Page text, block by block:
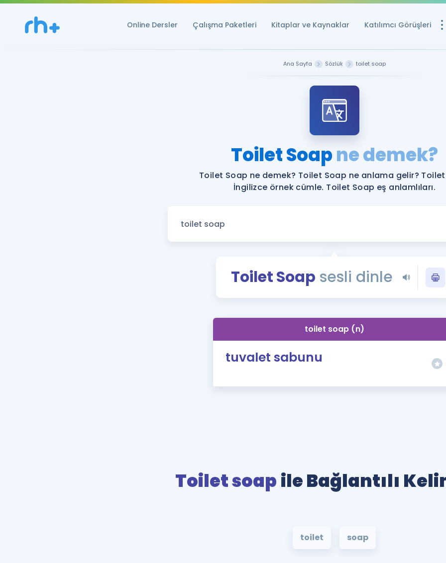
Online Dersler Çalışma Paketleri Kitaplar ve Kaynaklar Katılımcı Görüşleri
Ücretsiz
YDS ve YÖKDİL
YDS ve YÖKDİL'e
Tüm ÖSYM
YDS - YÖKDİL
İngilizce
Ana Sayfa Sözlük toilet soap
Toilet Soapne demek?
Toilet Soap ne demek? Toilet Soap ne anlama gelir?
İngilizce örnek cümle. Toilet Soap eş anlamlıları.
Toilet Soap sesli dinle
toilet soap (n)
tuvalet sabunu
Toilet soap ile Bağlantılı
toilet soap